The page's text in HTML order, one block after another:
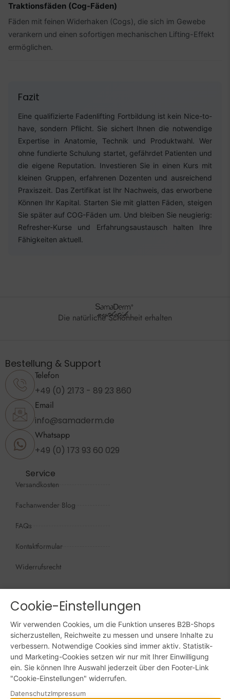
Traktionsfäden (Cog-Fäden)
Fäden mit feinen Widerhaken (Cogs), die sich im Gewebe
verankern und einen sofortigen mechanischen Lifting-Effekt
ermöglichen.
Fazit
Eine qualifizierte Fadenlifting Fortbildung ist kein Nice-to-
have, sondern Pflicht. Sie sichert Ihnen die notwendige
Expertise in Anatomie, Technik und Produktwahl. Wer
ohne fundierte Schulung startet, gefährdet Patienten und
die eigene Reputation. Investieren Sie in einen Kurs mit
kleinen Gruppen, erfahrenen Dozenten und ausreichend
Praxiszeit. Das Zertifikat ist Ihr Nachweis, das erworbene
Können Ihr Kapital. Starten Sie mit glatten Fäden, steigen
Sie später auf COG-Fäden um. Und bleiben Sie neugierig:
Refresher-Kurse und Erfahrungsaustausch halten Ihre
Fähigkeiten aktuell.
Die natürliche Schönheit erhalten
Bestellung & Support
Telefon
+49 (0) 2173 - 89 23 860
Email
info@samaderm.de
Whatsapp
+49 (0) 173 93 60 029
Service
Versandkosten
Fachanwender Blog
FAQs
Kontaktformular
Widerrufsrecht
Öffnungszeiten
Wir sind persönlich, für Sie da:
Mo - Do: 09:00 - 16:00 Uhr
Fr: 09:00 - 15:00 Uhr
Sa + So: geschlossen
Online bestellen: 24/7
Cookie-Einstellungen
Wir verwenden Cookies, um die Funktion unseres B2B-Shops
sicherzustellen, Reichweite zu messen und unsere Inhalte zu
verbessern. Notwendige Cookies sind immer aktiv. Statistik-
und Marketing-Cookies setzen wir nur mit Ihrer Einwilligung
ein. Sie können Ihre Auswahl jederzeit über den Footer-Link
"Cookie-Einstellungen" widerrufen.
DatenschutzImpressum